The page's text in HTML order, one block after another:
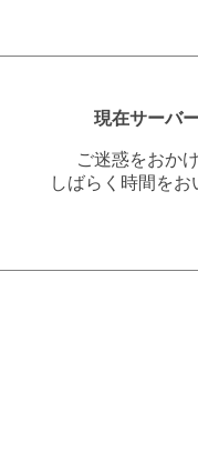
現在サーバ
ご迷惑をおか
しばらく時間を